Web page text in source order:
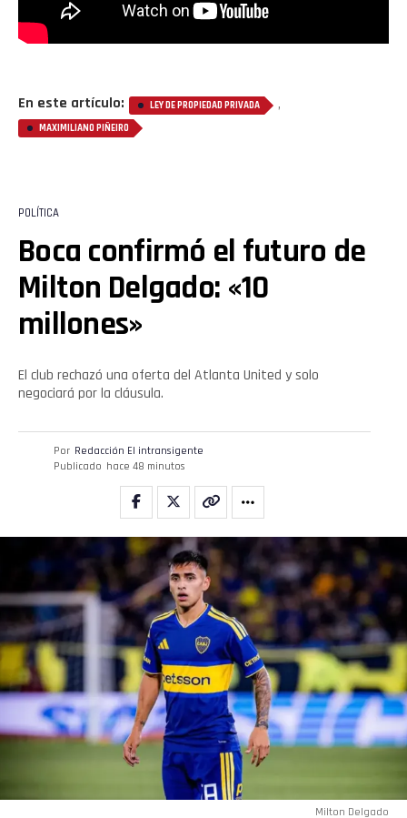
En este artículo: LEY DE PROPIEDAD PRIVADA ,
MAXIMILIANO PIÑEIRO
POLÍTICA
Boca confirmó el futuro de
Milton Delgado: «10
millones»
El club rechazó una oferta del Atlanta United y solo
negociará por la cláusula.
Por Redacción El intransigente
Publicado hace 48 minutos
Milton Delgado